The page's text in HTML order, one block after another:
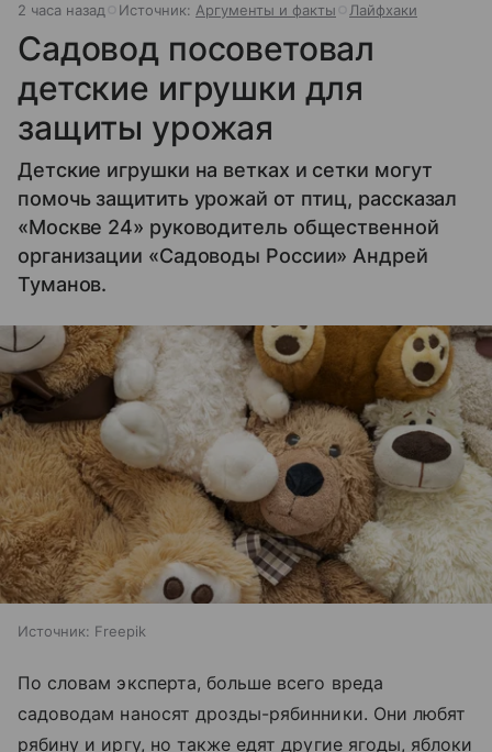
2 часа назад Источник: Аргументы и факты Лайфхаки
Садовод посоветовал
детские игрушки для
защиты урожая
Детские игрушки на ветках и сетки могут
помочь защитить урожай от птиц, рассказал
«Москве 24» руководитель общественной
организации «Садоводы России» Андрей
Туманов.
Источник: Freepik
По словам эксперта, больше всего вреда
садоводам наносят дрозды-рябинники. Они любят
рябину и иргу, но также едят другие ягоды, яблоки